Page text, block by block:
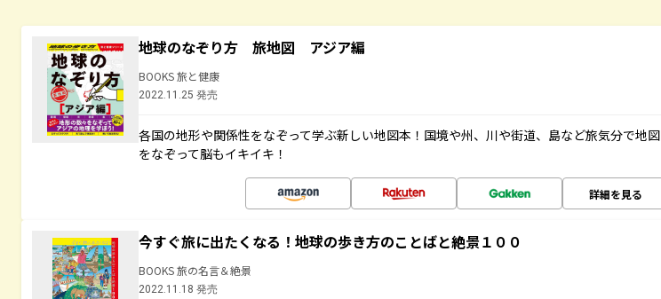
地球のなぞり方 旅地図 アジア編
BOOKS 旅と健康
2022.11.25 発売
各国の地形や関係性をなぞって学ぶ新しい地図本！国境や州、川や街道、島など旅気分で地図
をなぞって脳もイキイキ！
詳細を見る
今すぐ旅に出たくなる！地球の歩き方のことばと絶景１００
BOOKS 旅の名言＆絶景
2022.11.18 発売